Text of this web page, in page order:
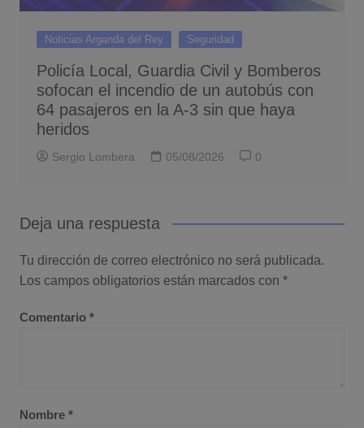
Noticias Arganda del Rey Seguridad
Policía Local, Guardia Civil y Bomberos
sofocan el incendio de un autobús con
64 pasajeros en la A-3 sin que haya
heridos
Sergio Lombera 05/08/2026 0
Deja una respuesta
Tu dirección de correo electrónico no será publicada.
Los campos obligatorios están marcados con *
Comentario *
Nombre *